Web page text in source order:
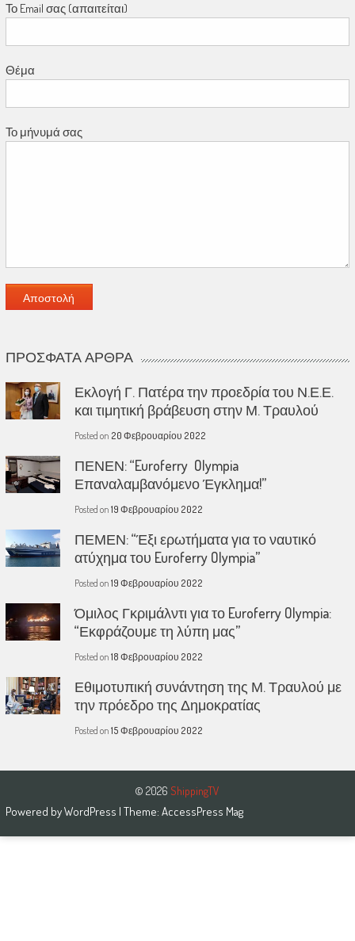
Το Email σας (απαιτείται)
Θέμα
Το μήνυμά σας
ΠΡΌΣΦΑΤΑ ΆΡΘΡΑ
Εκλογή Γ. Πατέρα την προεδρία του Ν.Ε.Ε.
και τιμητική βράβευση στην Μ. Τραυλού
Posted on 20 Φεβρουαρίου 2022
ΠΕΝΕΝ: “Euroferry Olympia
Επαναλαμβανόμενο Έγκλημα!”
Posted on 19 Φεβρουαρίου 2022
ΠΕΜΕΝ: “Έξι ερωτήματα για το ναυτικό
ατύχημα του Euroferry Olympia”
Posted on 19 Φεβρουαρίου 2022
Όμιλος Γκριμάλντι για το Euroferry Olympia:
“Εκφράζουμε τη λύπη μας”
Posted on 18 Φεβρουαρίου 2022
Εθιμοτυπική συνάντηση της Μ. Τραυλού με
την πρόεδρο της Δημοκρατίας
Posted on 15 Φεβρουαρίου 2022
© 2026 ShippingTV
Powered byWordPress | Theme: AccessPress Mag